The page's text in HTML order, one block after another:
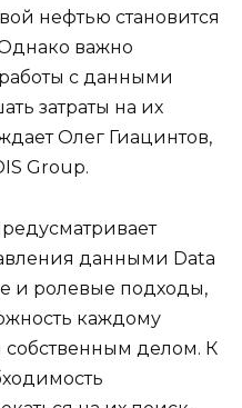
нефтью становится
важно
с данными
затраты на их
Олег Гиацинтов,
Group.
данными Data
и ролевые подходы,
каждому
собственным делом. К